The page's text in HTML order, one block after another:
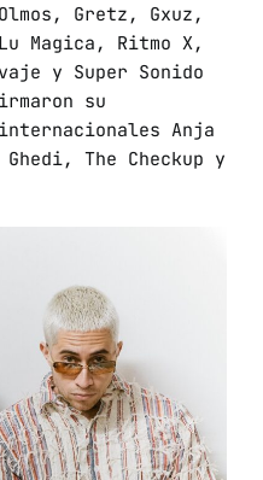
Gretz, Gxuz,
Magica, Ritmo X,
y Super Sonido
su
Anja
The Checkup y